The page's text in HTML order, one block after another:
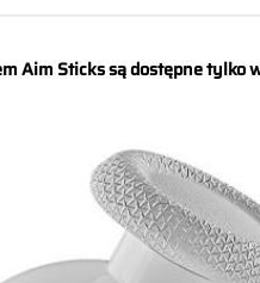
Aim Sticks są dostępne tylko